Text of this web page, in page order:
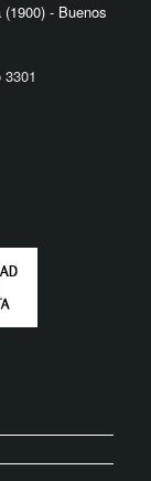
- Buenos